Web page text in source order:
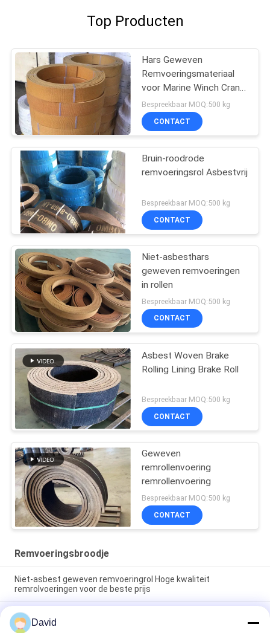
Top Producten
Hars Geweven
Remvoeringsmateriaal
voor Marine Winch Crane
Hoist Tractor-Olieveld
Bespreekbaar MOQ:500 kg
CONTACT
Bruin-roodrode
remvoeringsrol Asbestvrij
Bespreekbaar MOQ:500 kg
CONTACT
Niet-asbesthars
geweven remvoeringen
in rollen
Bespreekbaar MOQ:500 kg
CONTACT
Asbest Woven Brake
Rolling Lining Brake Roll
Bespreekbaar MOQ:500 kg
CONTACT
Geweven
remrollenvoering
remrollenvoering
Bespreekbaar MOQ:500 kg
CONTACT
Remvoeringsbroodje
Niet-asbest geweven remvoeringrol Hoge kwaliteit
remrolvoeringen voor de beste prijs
Asbestvrije remvoering rol temperatuurbereik 40°C tot 300°C
25 kg gewicht Ideaal voor remtoepassingen voor
David